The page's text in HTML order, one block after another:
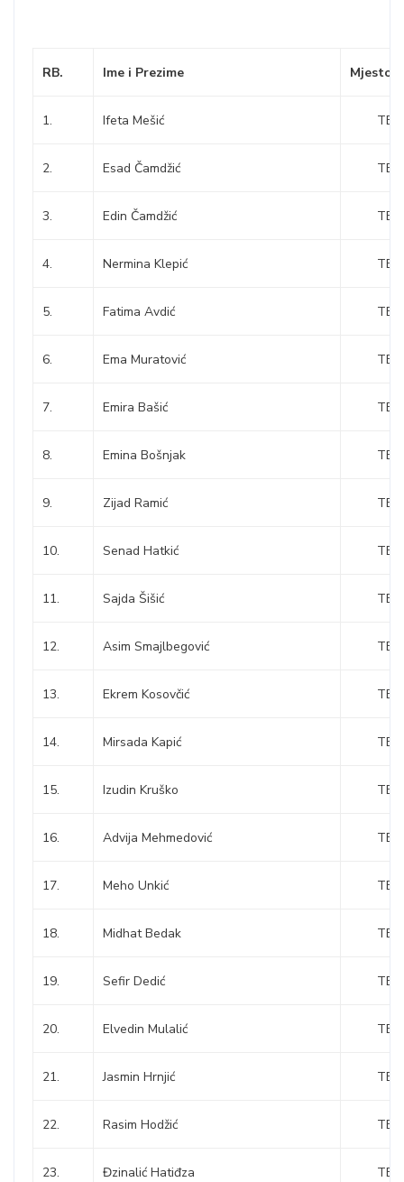
RB. Ime i Prezime Mjesto
1. Ifeta Mešić
2. Esad Čamdžić
3. Edin Čamdžić
4. Nermina Klepić
5. Fatima Avdić
6. Ema Muratović
7. Emira Bašić
8. Emina Bošnjak
9. Zijad Ramić
10. Senad Hatkić
11. Sajda Šišić
12. Asim Smajlbegović
13. Ekrem Kosovčić
14. Mirsada Kapić
15. Izudin Kruško
16. Advija Mehmedović
17. Meho Unkić
18. Midhat Bedak
19. Sefir Dedić
20. Elvedin Mulalić
21. Jasmin Hrnjić
22. Rasim Hodžić
23. Đzinalić Hatiđza